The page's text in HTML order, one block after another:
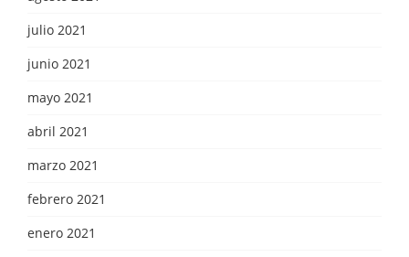
julio 2021
junio 2021
mayo 2021
abril 2021
marzo 2021
febrero 2021
enero 2021